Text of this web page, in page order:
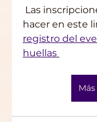
hacer en este
registro del
huellas